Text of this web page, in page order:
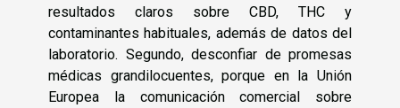
resultados claros sobre CBD, THC y
contaminantes habituales, además de datos del
laboratorio. Segundo, desconfiar de promesas
médicas grandilocuentes, porque en la Unión
Europea la comunicación comercial sobre